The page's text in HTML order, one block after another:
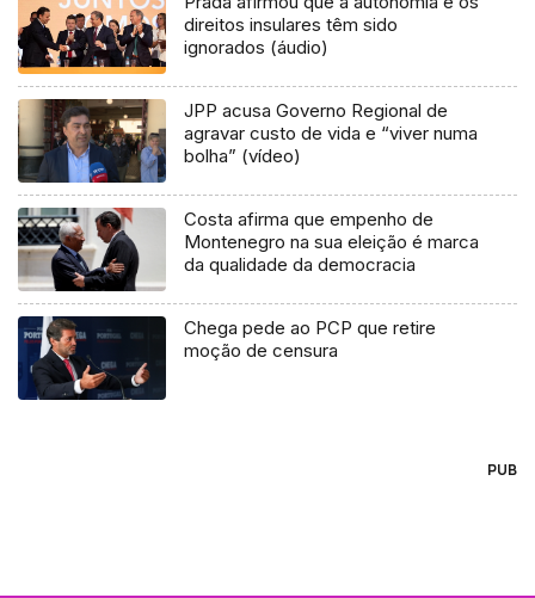
direitos insulares têm sido
ignorados (áudio)
JPP acusa Governo Regional de
agravar custo de vida e “viver numa
bolha” (vídeo)
Costa afirma que empenho de
Montenegro na sua eleição é marca
da qualidade da democracia
Chega pede ao PCP que retire
moção de censura
PUB